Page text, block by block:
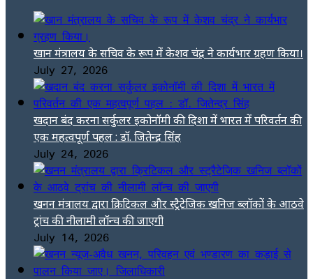
खान मंत्रालय के सचिव के रूप में केशव चंद्र ने कार्यभार ग्रहण किया।
July 27, 2026
खदान बंद करना सर्कुलर इकोनॉमी की दिशा में भारत में परिवर्तन की
एक महत्वपूर्ण पहल : डॉ. जितेन्द्र सिंह
July 24, 2026
खनन मंत्रालय द्वारा क्रिटिकल और स्ट्रैटेजिक खनिज ब्लॉकों के आठवे
ट्रांच की नीलामी लॉन्च की जाएगी
July 14, 2026